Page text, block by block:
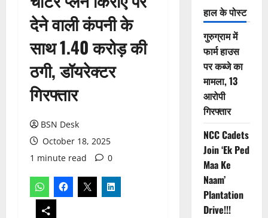
देने वाली कंपनी के
साथ 1.40 करोड़ की
ठगी, डॉयरेक्टर
गिरफ्तार
BSN Desk
October 18, 2025
1 minute read
0
हाल के पोस्ट
गुरुग्राम में
फार्म हाउस
पर कब्जे का
मामला, 13
आरोपी
गिरफ्तार
NCC Cadets
Join ‘Ek Ped
Maa Ke
Naam’
Plantation
Drive!!!